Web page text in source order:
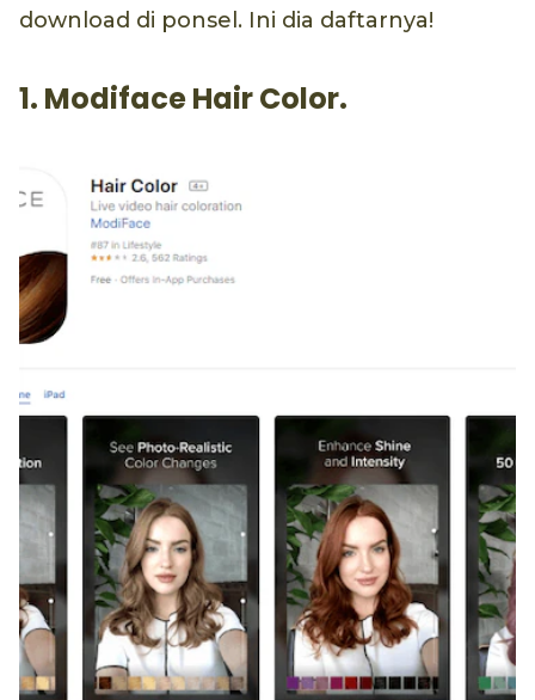
download di ponsel. Ini dia daftarnya!
1. Modiface Hair Color.